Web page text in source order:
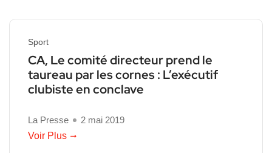
Sport
CA, Le comité directeur prend le
taureau par les cornes : L’exécutif
clubiste en conclave
La Presse
2 mai 2019
Voir Plus